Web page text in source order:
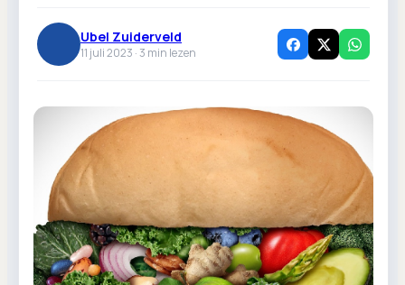
Ubel Zuiderveld
11 juli 2023 ·3 min lezen